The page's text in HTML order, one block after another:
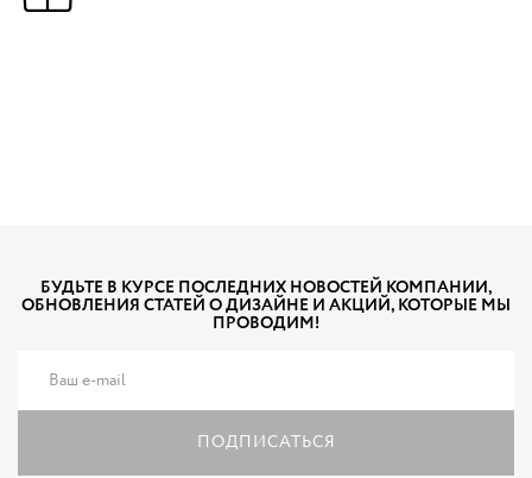
БУДЬТЕ В КУРСЕ ПОСЛЕДНИХ НОВОСТЕЙ КОМПАНИИ,
ОБНОВЛЕНИЯ СТАТЕЙ О ДИЗАЙНЕ И АКЦИЙ, КОТОРЫЕ МЫ
ПРОВОДИМ!
ПОДПИСАТЬСЯ